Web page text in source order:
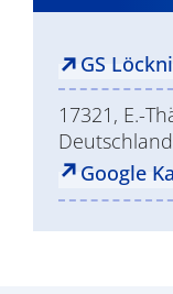
GS
17321, E.-
Deutschland
Google